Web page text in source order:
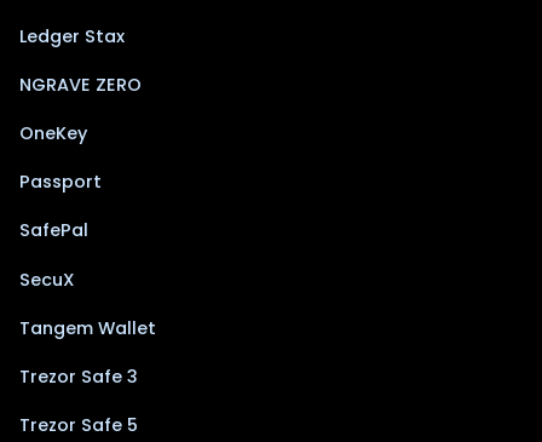
Ledger Stax
NGRAVE ZERO
OneKey
Passport
SafePal
SecuX
Tangem Wallet
Trezor Safe 3
Trezor Safe 5